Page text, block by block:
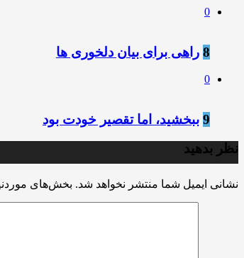
0
8 راهی برای بیان دلخوری ها
0
9 ببخشید، اما تقصیر خودت بود
نظر بدهید
نشانی ایمیل شما منتشر نخواهد شد. بخش‌های